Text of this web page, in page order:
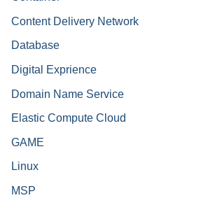
Content Delivery Network
Database
Digital Exprience
Domain Name Service
Elastic Compute Cloud
GAME
Linux
MSP